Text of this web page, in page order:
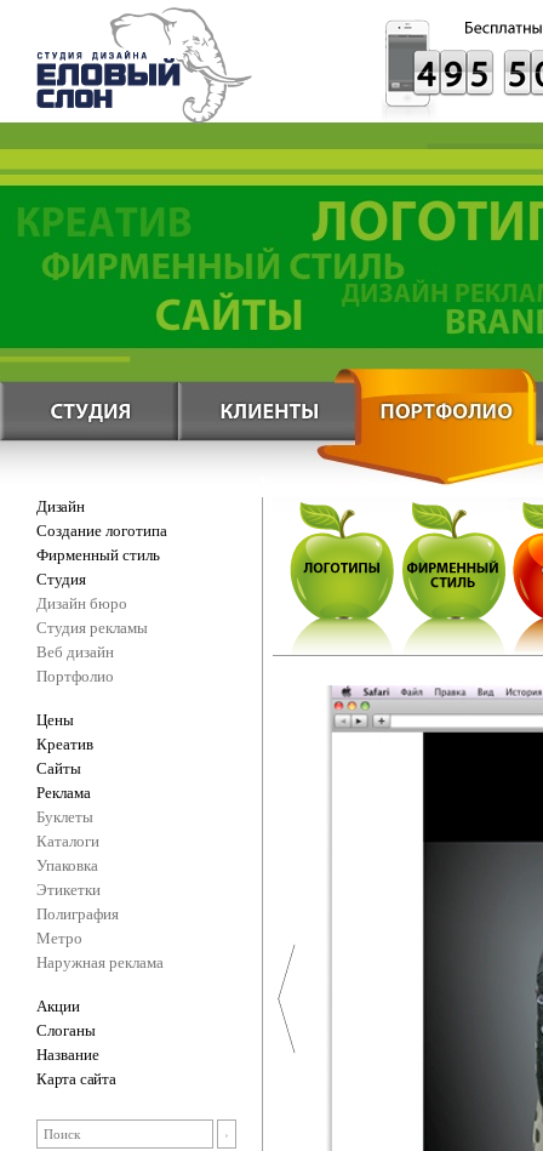
Дизайн
Создание логотипа
Фирменный стиль
Студия
Дизайн бюро
Студия рекламы
Веб дизайн
Портфолио
Цены
Креатив
Сайты
Реклама
Буклеты
Каталоги
Упаковка
Этикетки
Полиграфия
Метро
Наружная реклама
Акции
Слоганы
Название
Карта сайта